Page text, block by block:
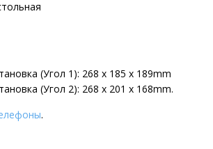
(Угол 1): 268 x 185 x 189mm
(Угол 2): 268 x 201 x 168mm.
.